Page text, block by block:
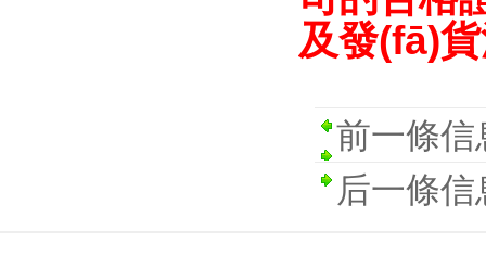
及發(fā)貨
前一條信
后一條信